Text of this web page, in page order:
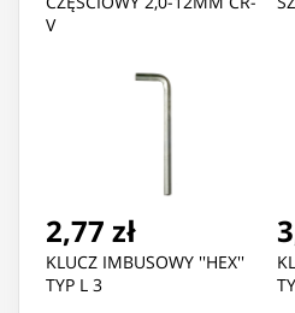
V
2,77 zł
KLUCZ IMBUSOWY ''HEX''
TYP L 3